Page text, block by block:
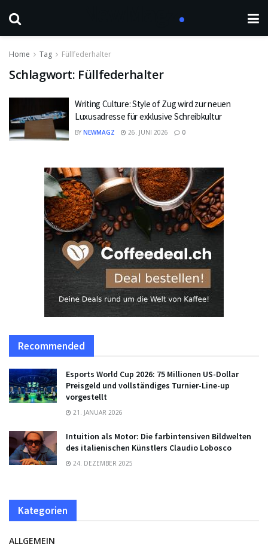
Home Tag Füllfederhalter
Schlagwort: Füllfederhalter
Writing Culture: Style of Zug wird zur neuen
Luxusadresse für exklusive Schreibkultur
BY NEWMAGZ 26. JUNI 2026 0
Recommended
Esports World Cup 2026: 75 Millionen US-Dollar
Preisgeld und vollständiges Turnier-Line-up
vorgestellt
21. JANUAR 2026
Intuition als Motor: Die farbintensiven Bildwelten
des italienischen Künstlers Claudio Lobosco
24. DEZEMBER 2025
Kategorien
ALLGEMEIN